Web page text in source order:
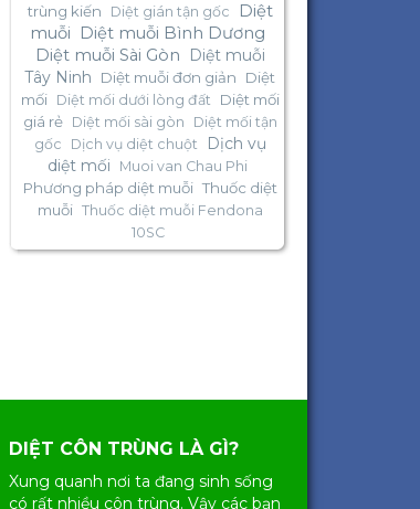
trùng kiến
Diệt gián tận gốc
Diệt
muỗi
Diệt muỗi Bình Dương
Diệt muỗi Sài Gòn
Diệt muỗi
Tây Ninh
Diệt muỗi đơn giản
Diệt
mối
Diệt mối dưới lòng đất
Diệt mối
giá rẻ
Diệt mối sài gòn
Diệt mối tận
gốc
Dịch vụ diệt chuột
Dịch vụ
diệt mối
Muoi van Chau Phi
Phương pháp diệt muỗi Thuốc diệt
muỗi Thuốc diệt muỗi Fendona
10SC
DIỆT CÔN TRÙNG LÀ GÌ?
Xung quanh nơi ta đang sinh sống
có rất nhiều côn trùng. Vậy các bạn